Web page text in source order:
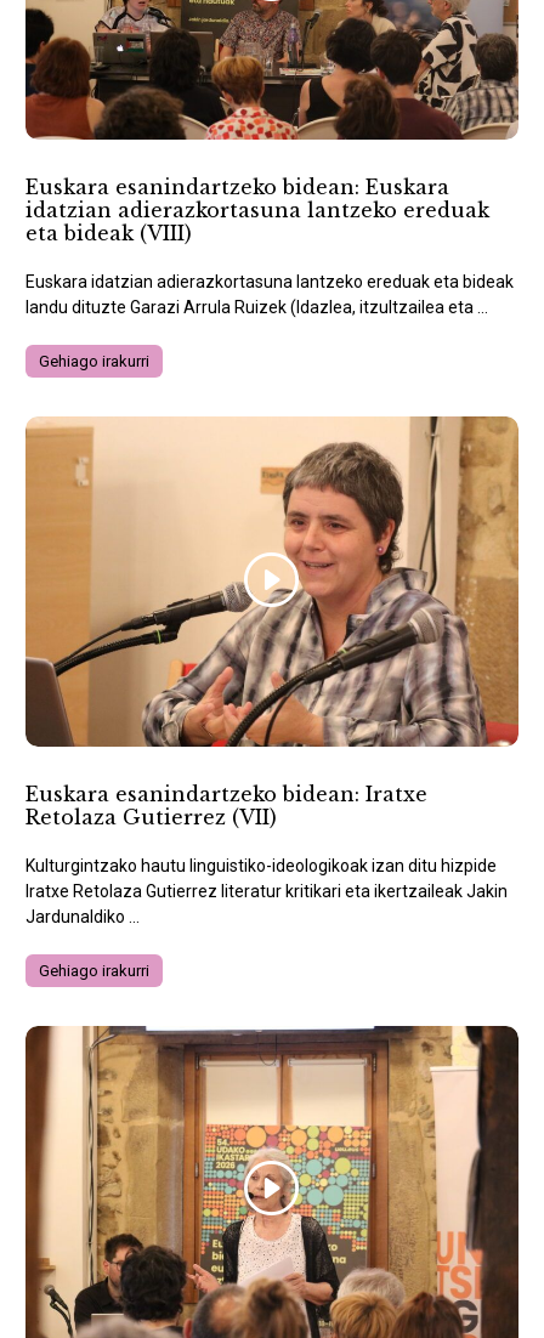
Euskara esanindartzeko bidean: Euskara
idatzian adierazkortasuna lantzeko ereduak
eta bideak (VIII)
Euskara idatzian adierazkortasuna lantzeko ereduak eta bideak
landu dituzte Garazi Arrula Ruizek (Idazlea, itzultzailea eta ...
Gehiago irakurri
Euskara esanindartzeko bidean: Iratxe
Retolaza Gutierrez (VII)
Kulturgintzako hautu linguistiko-ideologikoak izan ditu hizpide
Iratxe Retolaza Gutierrez literatur kritikari eta ikertzaileak Jakin
Jardunaldiko ...
Gehiago irakurri